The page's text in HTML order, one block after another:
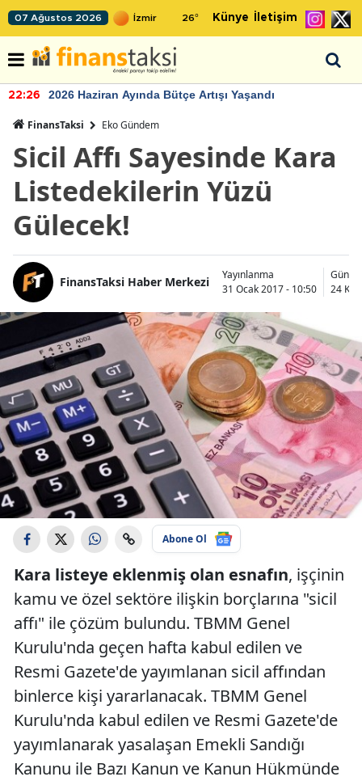
07 Ağustos 2026 26° Künye İletişim
22:26 2026 Haziran Ayında Bütçe Artışı Yaşandı
FinansTaksi Eko Gündem
Sicil Affı Sayesinde Kara
Listedekilerin Yüzü
Gülecek!
FinansTaksi Haber Merkezi
Yayınlanma
31 Ocak 2017 - 10:50
24
Abone Ol
Kara listeye eklenmiş olan esnafın, işçinin
kamu ve özel sektöre ilişkin borçlarına "sicil
affı" ile çözüm bulundu. TBMM Genel
Kurulu'nda geçen hafta kabul edilen ve
Resmi Gazete'de yayımlanan sicil affından
binlerce kişi yararlanacak. TBMM Genel
Kurulu'nda kabul edilen ve Resmi Gazete'de
yayımlanarak yasalaşan Emekli Sandığı
Kanunu ile Bazı Kanun ve Kanun Hükmünde